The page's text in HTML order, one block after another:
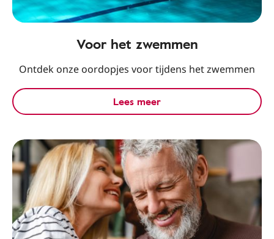
Voor het zwemmen
Ontdek onze oordopjes voor tijdens het zwemmen
Lees meer